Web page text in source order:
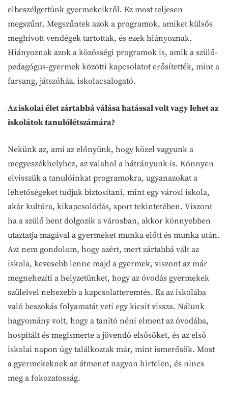
elbeszélgettünk gyermekeikről. Ez most teljesen
megszűnt. Megszűntek azok a programok, amiket külsős
meghívott vendégek tartottak, és ezek hiányoznak.
Hiányoznak azok a közösségi programok is, amik a szülő-
pedagógus-gyermek közötti kapcsolatot erősítették, mint a
farsang, játszóház, iskolacsalogató.
Az iskolai élet zártabbá válása hatással volt vagy lehet az
iskolátok tanulólétszámára?
Nekünk az, ami az előnyünk, hogy közel vagyunk a
megyeszékhelyhez, az valahol a hátrányunk is. Könnyen
elvisszük a tanulóinkat programokra, ugyanazokat a
lehetőségeket tudjuk biztosítani, mint egy városi iskola,
akár kultúra, kikapcsolódás, sport tekintetében. Viszont
ha a szülő bent dolgozik a városban, akkor könnyebben
utaztatja magával a gyermeket munka előtt és munka után.
Azt nem gondolom, hogy azért, mert zártabbá vált az
iskola, kevesebb lenne majd a gyermek, viszont az már
megnehezíti a helyzetünket, hogy az óvodás gyermekek
szüleivel nehezebb a kapcsolatteremtés. Ez az iskolába
való beszokás folyamatát veti egy kicsit vissza. Nálunk
hagyomány volt, hogy a tanító néni elment az óvodába,
hospitált és megismerte a jövendő elsősöket, és az első
iskolai napon úgy találkoztak már, mint ismerősök. Most
a gyermekeknek az átmenet nagyon hirtelen, és nincs
meg a fokozatosság.